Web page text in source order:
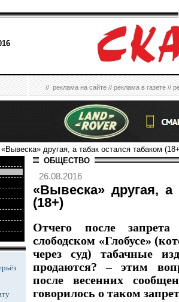
//реклама на сайте//реклама в газете//
другая, а табак остался табаком
ОБЩЕСТВО
26.08.2016
«Вывеска» другая, а
(18+)
Отчего после
слободском «Глобусе»
через суд) табачные
продаются? – этим
после весенних
говорилось о таком